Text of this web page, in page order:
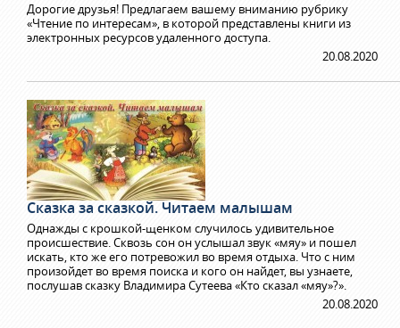
Дорогие друзья! Предлагаем вашему вниманию рубрику
«Чтение по интересам», в которой представлены книги из
электронных ресурсов удаленного доступа.
20.08.2020
Сказка за сказкой. Читаем малышам
Однажды с крошкой-щенком случилось удивительное
происшествие. Сквозь сон он услышал звук «мяу» и пошел
искать, кто же его потревожил во время отдыха. Что с ним
произойдет во время поиска и кого он найдет, вы узнаете,
послушав сказку Владимира Сутеева «Кто сказал «мяу»?».
20.08.2020